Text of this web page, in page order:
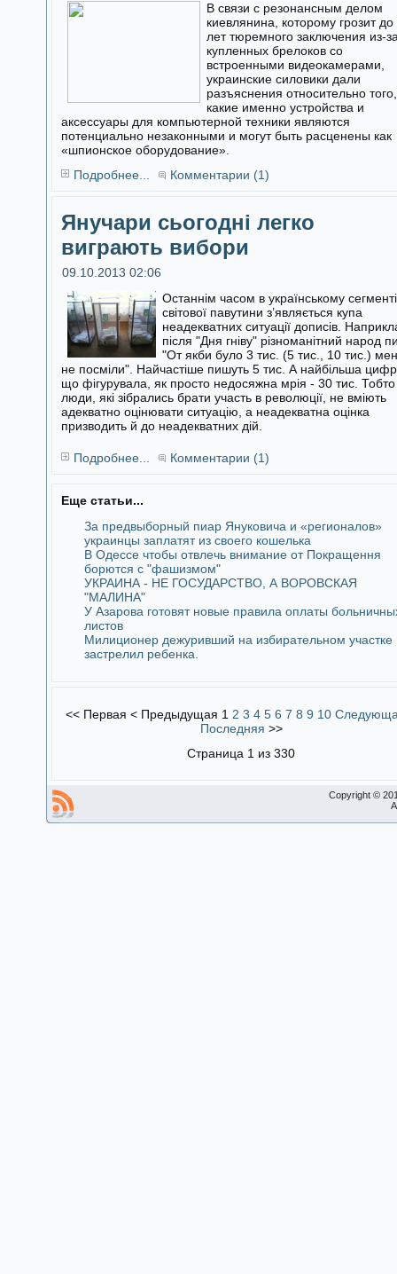
В связи с резонансным делом
киевлянина, которому грозит до
лет тюремного заключения из-
купленных брелоков со
встроенными видеокамерами,
украинские силовики дали
разъяснения относительно того,
какие именно устройства и
аксессуары для компьютерной техники являются
потенциально незаконными и могут быть расценены как
«шпионское оборудование».
Подробнее...
Комментарии (1)
Янучари сьогодні легко
виграють вибори
09.10.2013 02:06
Останнім часом в українському сегменті
світової павутини з’являється купа
неадекватних ситуації дописів.
після "Дня гніву" різноманітний народ
"От якби було 3 тис. (5 тис., 10 тис.)
не посміли". Найчастіше пишуть 5 тис. А найбільша
що фігурувала, як просто недосяжна мрія - 30 тис. Тобто
люди, які зібрались брати участь в революції, не вміють
адекватно оцінювати ситуацію, а неадекватна оцінка
призводить й до неадекватних дій.
Подробнее... Комментарии (1)
Еще статьи...
За предвыборный пиар Януковича и «регионалов»
украинцы заплатят из своего кошелька
В Одессе чтобы отвлечь внимание от Покращення
борются с "фашизмом"
УКРАИНА - НЕ ГОСУДАРСТВО, А ВОРОВСКАЯ
"МАЛИНА"
У Азарова готовят новые правила оплаты
листов
Милиционер дежуривший на избирательном участке
застрелил ребенка.
<< Первая < Предыдущая 1 2 3 4 5 6 7 8 9 10
Последняя >>
Страница 1 из 330
Copyright ©